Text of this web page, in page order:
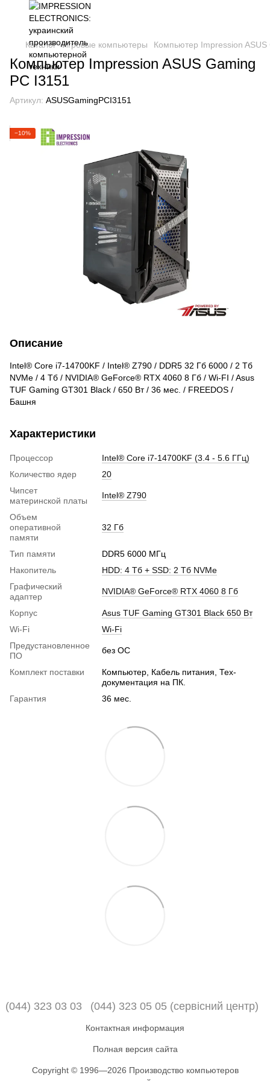
Каталог Игровые компьютеры Компьютер Impression
Компьютер Impression ASUS Gaming
PC I3151
Артикул: ASUSGamingPCI3151
−10%
Описание
Intel® Core i7-14700KF / Intel® Z790 / DDR5 32 Гб 6000 / 2 Тб
NVMe / 4 Тб / NVIDIA® GeForce® RTX 4060 8 Гб / Wi-FI / Asus
TUF Gaming GT301 Black / 650 Вт / 36 мес. / FREEDOS /
Башня
Характеристики
Процессор
Intel® Core i7-14700KF (3.4 - 5.6 ГГц)
Количество ядер
20
Чипсет
материнской платы
Intel® Z790
Объем
оперативной
памяти
32 Гб
Тип памяти
DDR5 6000 МГц
Накопитель
HDD: 4 Тб + SSD: 2 Тб NVMe
Графический
адаптер
NVIDIA® GeForce® RTX 4060 8 Гб
Корпус
Asus TUF Gaming GT301 Black 650 Вт
Wi-Fi
Wi-Fi
Предустановленное
ПО
без ОС
Комплект поставки
Компьютер, Кабель питания, Тех-
документация на ПК.
Гарантия
36 мес.
(044) 323 03 03 (044) 323 05 05 (сервісний центр)
Контактная информация
Полная версия сайта
Copyright © 1996—2026 Производство компьютеров